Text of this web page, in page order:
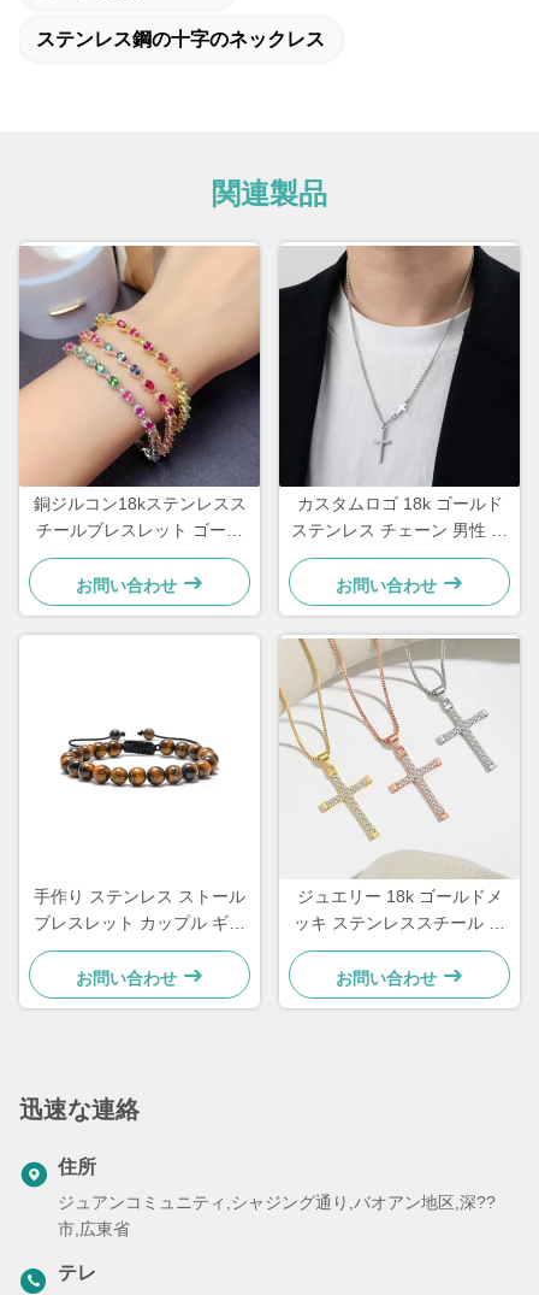
ステンレス鋼の十字のネックレス
関連製品
銅ジルコン18kステンレスス
チールブレスレット ゴール
ドメッキダイヤモンド女性用
ブレスレット
お問い合わせ
カスタムロゴ 18k ゴールド
ステンレス チェーン 男性 ジ
ュエリー クロス ペンダント
チェーン
お問い合わせ
手作り ステンレス ストール
ブレスレット カップル ギフ
ト メンズ 虎の目 石 珠のブレ
スレット
お問い合わせ
ジュエリー 18k ゴールドメ
ッキ ステンレススチール ジ
ュエリー 女性 チョーカー ク
ロス ネックレス 20 インチ
お問い合わせ
迅速な連絡
住所
ジュアンコミュニティ,シャジング通り,バオアン地区,深??
市,広東省
テレ